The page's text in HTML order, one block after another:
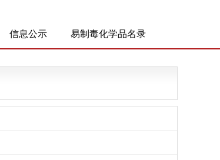
信息公示 易制毒化学品名录